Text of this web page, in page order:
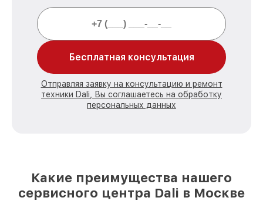
Бесплатная консультация
Отправляя заявку на консультацию и ремонт
техники Dali, Вы соглашаетесь на обработку
персональных данных
Какие преимущества нашего
сервисного центра Dali в Москве